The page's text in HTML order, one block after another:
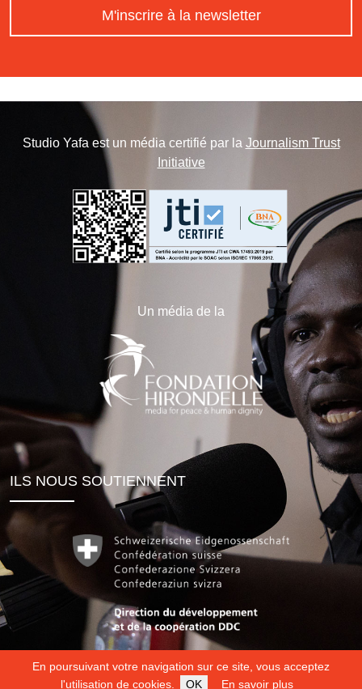
En poursuivant votre navigation sur ce site, vous acceptez
l'utilisation de cookies.
OK En savoir plus
M'inscrire à la newsletter
Studio Yafa est un média certifié par la Journalism Trust
Initiative
Un média de la
ILS NOUS SOUTIENNENT